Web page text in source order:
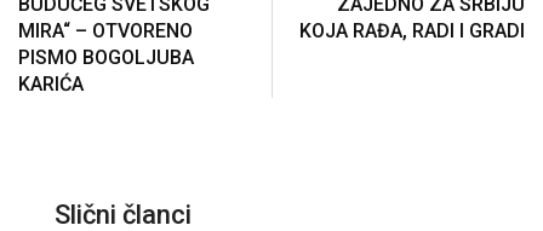
MIRA“ – OTVORENO
PISMO BOGOLJUBA
KARIĆA
KOJA RAĐA, RADI I GRADI
Slični članci